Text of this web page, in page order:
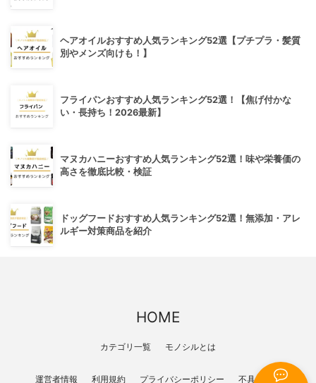
ヘアオイルおすすめ人気ランキング52選【プチプラ・髪質
別やメンズ向けも！】
フライパンおすすめ人気ランキング52選！【焦げ付かな
い・長持ち！2026最新】
マヌカハニーおすすめ人気ランキング52選！味や栄養価の
高さを徹底比較・検証
ドッグフードおすすめ人気ランキング52選！無添加・アレ
ルギー対策商品を紹介
HOME
カテゴリ一覧 モノシルとは
運営者情報 利用規約 プライバシーポリシー 不具合報告